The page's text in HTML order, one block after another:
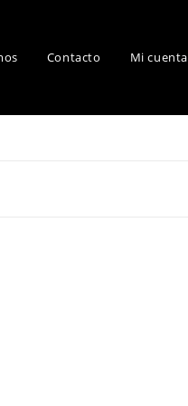
Contacto Mi cuenta